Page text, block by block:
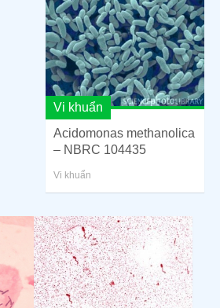
Vi khuẩn
Acidomonas methanolica
– NBRC 104435
Vi khuẩn